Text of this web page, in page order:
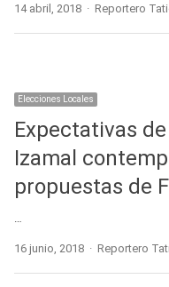
14 abril, 2018 Author
Reportero
Elecciones Locales
Expectativas
Izamal
propuestas de
…
16 junio, 2018 Author
Reportero